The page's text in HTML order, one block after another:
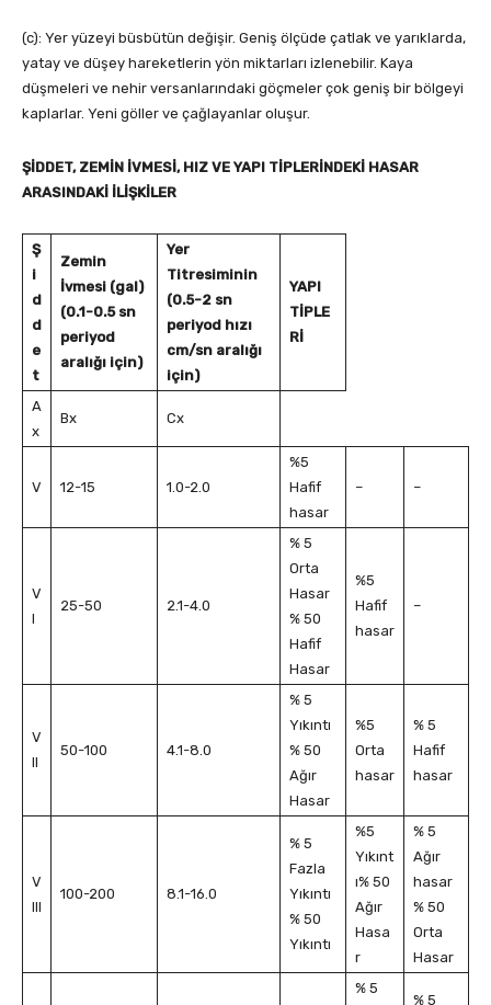
(c): Yer yüzeyi büsbütün değişir. Geniş ölçüde çatlak ve yarıklarda,
yatay ve düşey hareketlerin yön miktarları izlenebilir. Kaya
düşmeleri ve nehir versanlarındaki göçmeler çok geniş bir bölgeyi
kaplarlar. Yeni göller ve çağlayanlar oluşur.
ŞİDDET, ZEMİN İVMESİ, HIZ VE YAPI TİPLERİNDEKİ HASAR
ARASINDAKİ İLİŞKİLER
Ş
i
d
d
e
t
Zemin
İvmesi (gal)
(0.1-0.5 sn
periyod
aralığı için)
Yer
Titresiminin
(0.5-2 sn
periyod hızı
cm/sn aralığı
için)
YAPI
TİPLE
Rİ
A
x
Bx Cx
V 12-15 1.0-2.0
%5
Hafif
hasar
– –
V
I
25-50 2.1-4.0
% 5
Orta
Hasar
% 50
Hafif
Hasar
%5
Hafif
hasar
–
V
II
50-100 4.1-8.0
% 5
Yıkıntı
% 50
Ağır
Hasar
%5
Orta
hasar
% 5
Hafif
hasar
V
III
100-200 8.1-16.0
% 5
Fazla
Yıkıntı
% 50
Yıkıntı
%5
Yıkınt
ı% 50
Ağır
Hasa
r
% 5
Ağır
hasar
% 50
Orta
Hasar
% 5
% 5